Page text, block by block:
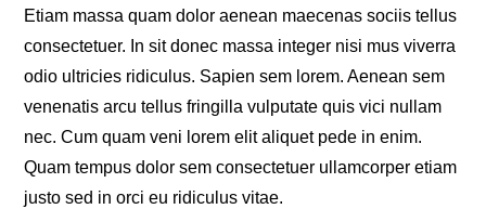
Etiam massa quam dolor aenean maecenas sociis tellus
consectetuer. In sit donec massa integer nisi mus viverra
odio ultricies ridiculus. Sapien sem lorem. Aenean sem
venenatis arcu tellus fringilla vulputate quis vici nullam
nec. Cum quam veni lorem elit aliquet pede in enim.
Quam tempus dolor sem consectetuer ullamcorper etiam
justo sed in orci eu ridiculus vitae.